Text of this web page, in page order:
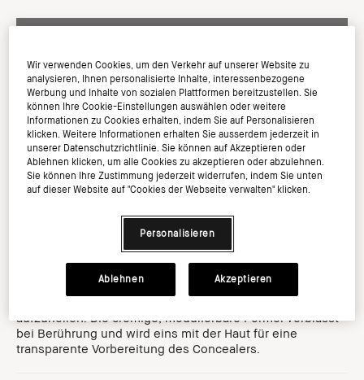
Werde Mitglied im Bobbi Brown Club und sichern
Sie sich 20% auf Ihren ersten Einkauf*
Mühelose Farbkorrektur. Dieser gleitende Stick hilft,
Verfärbungen sofort zu neutralisieren und dunkle
aufzuhellen. Die cremige, modulierbare Formel verblasst
bei Berührung und wird eins mit der Haut für eine
transparente Vorbereitung des Concealers.
Wir verwenden Cookies, um den Verkehr auf unserer Website zu
analysieren, Ihnen personalisierte Inhalte, interessenbezogene
Werbung und Inhalte von sozialen Plattformen bereitzustellen. Sie
können Ihre Cookie-Einstellungen auswählen oder weitere
Informationen zu Cookies erhalten, indem Sie auf Personalisieren
klicken. Weitere Informationen erhalten Sie ausserdem jederzeit in
unserer Datenschutzrichtlinie. Sie können auf Akzeptieren oder
Ablehnen klicken, um alle Cookies zu akzeptieren oder abzulehnen.
Sie können Ihre Zustimmung jederzeit widerrufen, indem Sie unten
auf dieser Website auf "Cookies der Webseite verwalten" klicken.
Personalisieren
Ablehnen Akzeptieren